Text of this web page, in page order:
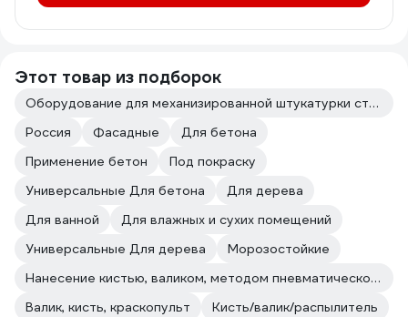
Этот товар из подборок
Оборудование для механизированной штукатурки стен
Россия
Фасадные
Для бетона
Применение бетон
Под покраску
Универсальные Для бетона
Для дерева
Для ванной
Для влажных и сухих помещений
Универсальные Для дерева
Морозостойкие
Нанесение кистью, валиком, методом пневматического и безвоздушного распыления.
Валик, кисть, краскопульт
Кисть/валик/распылитель